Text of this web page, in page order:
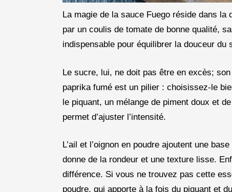
La magie de la sauce Fuego réside dans
par un coulis de tomate de bonne qualité,
indispensable pour équilibrer la douceur du
Le sucre, lui, ne doit pas être en excès;
paprika fumé est un pilier : choisissez-le
le piquant, un mélange de piment doux et
permet d’ajuster l’intensité.
L’ail et l’oignon en poudre ajoutent une
donne de la rondeur et une texture lisse.
différence. Si vous ne trouvez pas cette
poudre, qui apporte à la fois du piquant et